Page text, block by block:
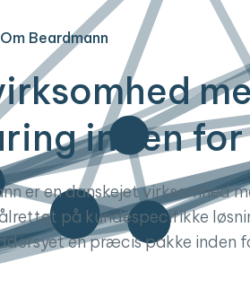
Om Beardmann
inden
er en danskejet virksomhed
på kundespecifikke
en præcis pakke inden